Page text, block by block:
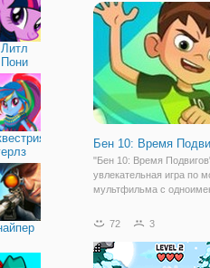
Литл
Пони
горизонтальные кнопки
перемещения и атаки
противника. Попробуйте
Бен 10: Время
"Бен 10: Время
увлекательная игра по
мультфильма с
мультфильма, мальчик
который позволяет ему
превращаться в 10
72 3